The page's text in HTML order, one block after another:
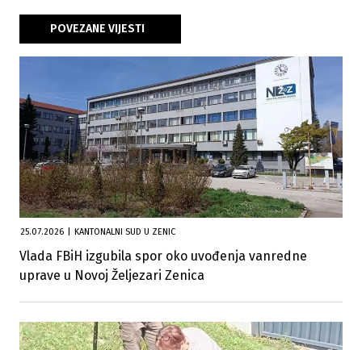
POVEZANE VIJESTI
25.07.2026 KANTONALNI SUD U ZENIC
Vlada FBiH izgubila spor oko uvođenja vanredne
uprave u Novoj Željezari Zenica